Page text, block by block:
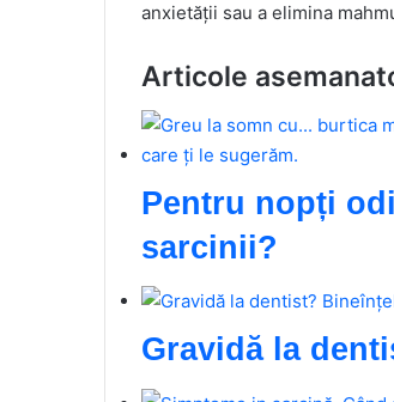
anxietății sau a elimina
Articole
Pentru nopți
sarcinii?
Gravidă la